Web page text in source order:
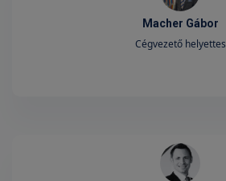
Macher Gábor
Cégvezető helyettes